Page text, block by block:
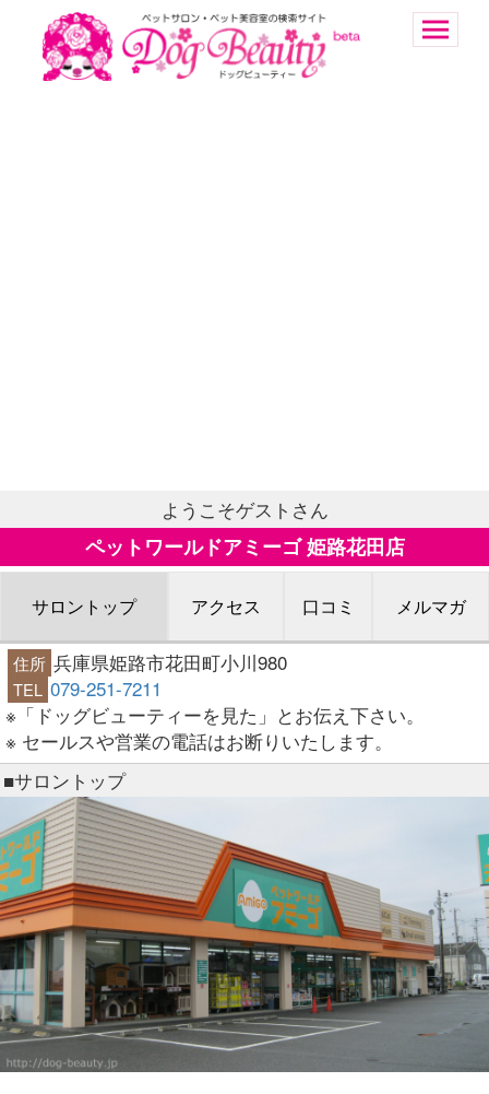
ようこそゲストさん
ペットワールドアミーゴ 姫路花田店
サロントップ アクセス 口コミ メルマガ
住所 兵庫県姫路市花田町小川980
TEL 079-251-7211
※「ドッグビューティーを見た」とお伝え下さい。
※ セールスや営業の電話はお断りいたします。
■サロントップ